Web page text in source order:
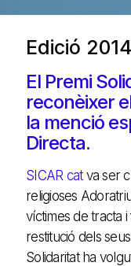
Edició 2014
El Premi
reconèixer
la menció
Directa.
SICAR catva ser
religioses
víctimes de tracta
restitució dels
Solidaritat ha